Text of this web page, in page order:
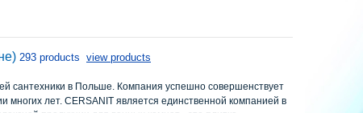
293 products view products
сантехники в Польше. Компания успешно совершенствует
многих лет. CERSANIT является единственной компанией в